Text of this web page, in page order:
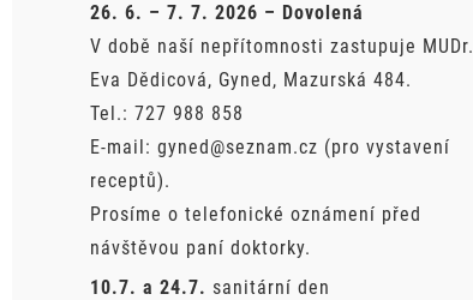
26. 6. – 7. 7. 2026 – Dovolená
V době naší nepřítomnosti zastupuje MUDr.
Eva Dědicová, Gyned, Mazurská 484.
Tel.: 727 988 858
E-mail: gyned@seznam.cz (pro vystavení
receptů).
Prosíme o telefonické oznámení před
návštěvou paní doktorky.
10.7. a 24.7. sanitární den